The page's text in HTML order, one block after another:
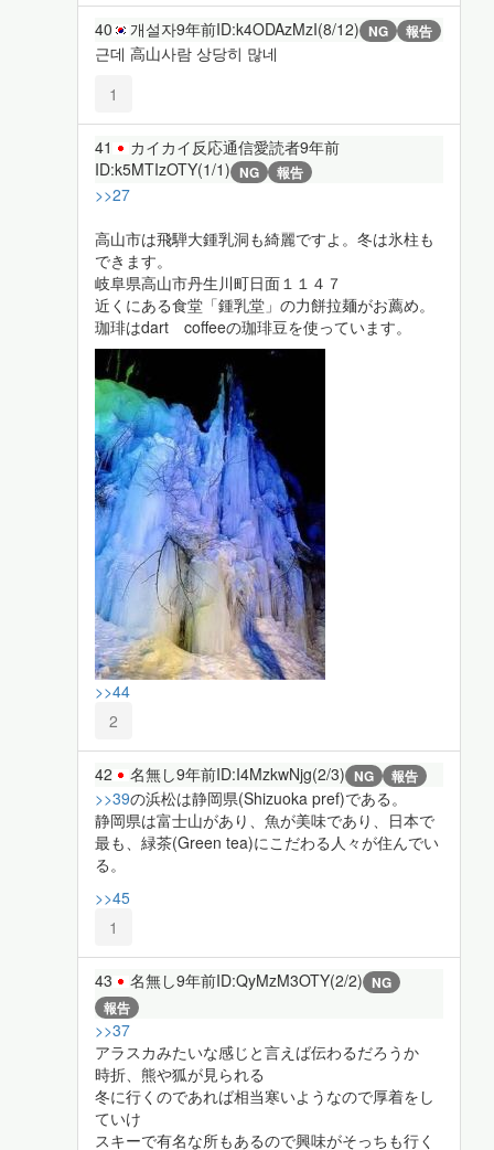
40 개설자9年前ID:k4ODAzMzI(8/12) NG 報告
근데 高山사람 상당히 많네
1
41 カイカイ反応通信愛読者9年前
ID:k5MTIzOTY(1/1) NG 報告
>>27
高山市は飛騨大鍾乳洞も綺麗ですよ。冬は氷柱も
できます。
岐阜県高山市丹生川町日面１１４７
近くにある食堂「鍾乳堂」の力餅拉麺がお薦め。
珈琲はdart coffeeの珈琲豆を使っています。
>>44
2
42 名無し9年前ID:I4MzkwNjg(2/3) NG 報告
>>39の浜松は静岡県(Shizuoka pref)である。
静岡県は富士山があり、魚が美味であり、日本で
最も、緑茶(Green tea)にこだわる人々が住んでい
る。
>>45
1
43 名無し9年前ID:QyMzM3OTY(2/2) NG
報告
>>37
アラスカみたいな感じと言えば伝わるだろうか
時折、熊や狐が見られる
冬に行くのであれば相当寒いようなので厚着をし
ていけ
スキーで有名な所もあるので興味がそっちも行く